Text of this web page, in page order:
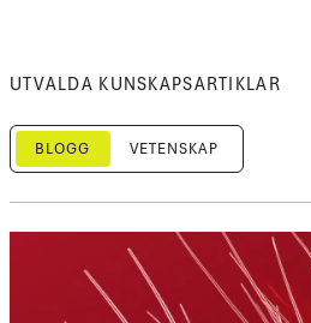
UTVALDA KUNSKAPSARTIKLAR
BLOGG VETENSKAP